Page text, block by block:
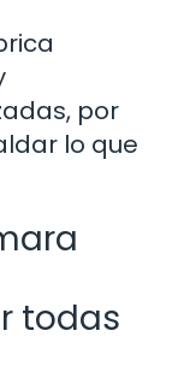
por
lo que
todas